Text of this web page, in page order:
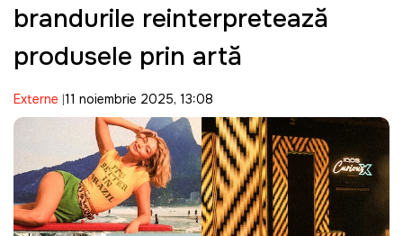
brandurile reinterpretează
produsele prin artă
Externe 11 noiembrie 2025, 13:08